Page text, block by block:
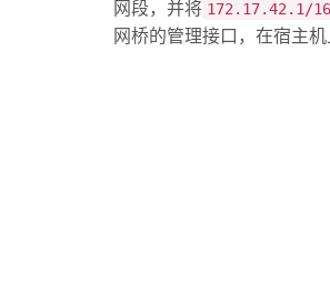
网段，并将 172.17.42.1/16
网桥的管理接口，在宿主